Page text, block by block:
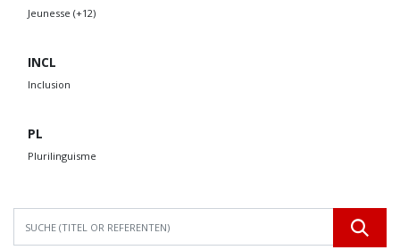
Jeunesse (+12)
INCL
Inclusion
PL
Plurilinguisme